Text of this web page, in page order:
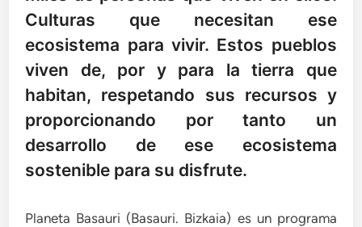
Culturas que necesitan ese
ecosistema para vivir. Estos pueblos
viven de, por y para la tierra que
habitan, respetando sus recursos y
proporcionando por tanto un
desarrollo de ese ecosistema
sostenible para su disfrute.
Planeta Basauri (Basauri. Bizkaia) es un programa